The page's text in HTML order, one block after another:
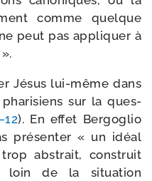
comme quelque
peut pas appli­quer à
Jésus lui-​même dans
sur la ques­
). En effet Bergoglio
pré­sen­ter « un idéal
abs­trait, construit
loin de la situa­tion